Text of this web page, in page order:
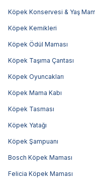
Köpek Konservesi & Yaş
Köpek Kemikleri
Köpek Ödül Maması
Köpek Taşıma Çantası
Köpek Oyuncakları
Köpek Mama Kabı
Köpek Tasması
Köpek Yatağı
Köpek Şampuanı
Bosch Köpek Maması
Felicia Köpek Maması